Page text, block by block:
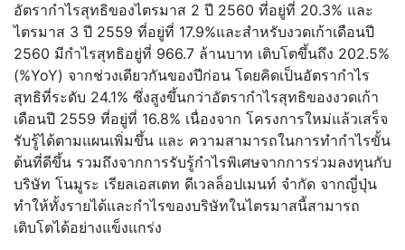
อัตรากำไรสุทธิของไตรมาส 2 ปี 2560 ที่อยู่ที่ 20.3% และ
ไตรมาส 3 ปี 2559 ที่อยู่ที่ 17.9%และสำหรับงวดเก้าเดือนปี
2560 มีกำไรสุทธิอยู่ที่ 966.7 ล้านบาท เติบโตขึ้นถึง 202.5%
(%YoY) จากช่วงเดียวกันของปีก่อน โดยคิดเป็นอัตรากำไร
สุทธิที่ระดับ 24.1% ซึ่งสูงขึ้นกว่าอัตรากำไรสุทธิของงวดเก้า
เดือนปี 2559 ที่อยู่ที่ 16.8% เนื่องจาก โครงการใหม่แล้วเสร็จ
รับรู้ได้ตามแผนเพิ่มขึ้น และ ความสามารถในการทำกำไรขั้น
ต้นที่ดีขึ้น รวมถึงจากการรับรู้กำไรพิเศษจากการร่วมลงทุนกับ
บริษัท โนมูระ เรียลเอสเตท ดีเวลล็อปเมนท์ จำกัด จากญี่ปุ่น
ทำให้ทั้งรายได้และกำไรของบริษัทในไตรมาสนี้สามารถ
เติบโตได้อย่างแข็งแกร่ง